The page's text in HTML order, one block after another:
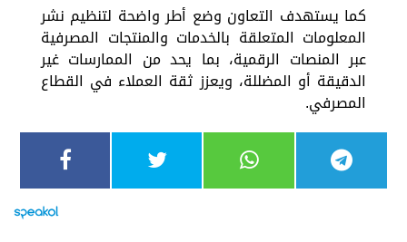
كما يستهدف التعاون وضع أطر واضحة لتنظيم نشر
المعلومات المتعلقة بالخدمات والمنتجات المصرفية
عبر المنصات الرقمية، بما يحد من الممارسات غير
الدقيقة أو المضللة، ويعزز ثقة العملاء في القطاع
المصرفي.